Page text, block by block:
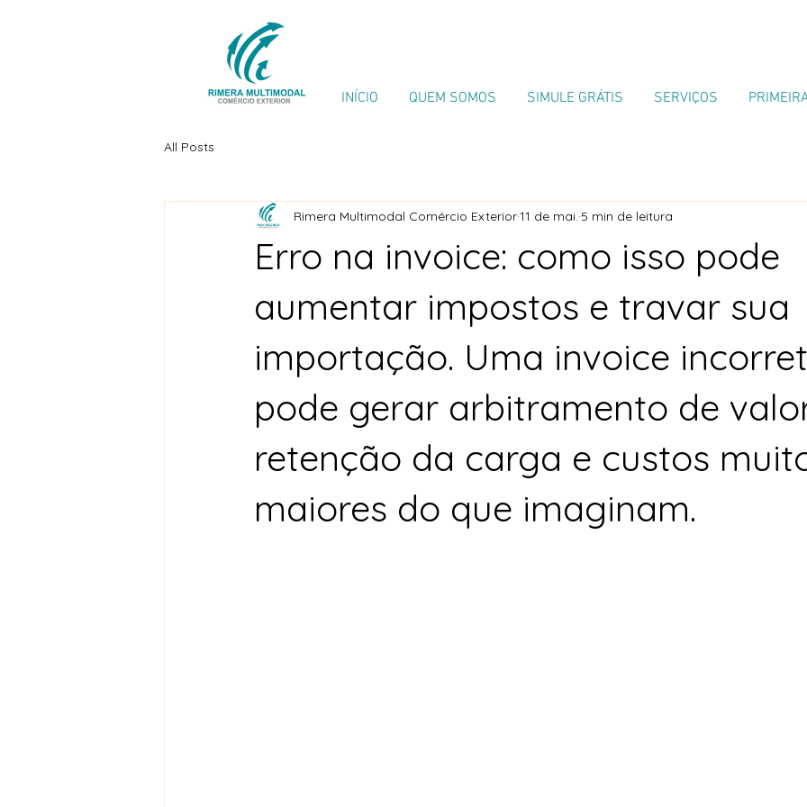
INÍCIO QUEM SOMOS SIMULE GRÁTIS SERVIÇOS
All Posts
Erro na invoice: como isso pode
aumentar impostos e travar sua
importação. Uma invoice
pode gerar arbitramento de
retenção da carga e custos
maiores do que imaginam.
Rimera Multimodal Comércio Exterior11 de mai. 5 min de leitura